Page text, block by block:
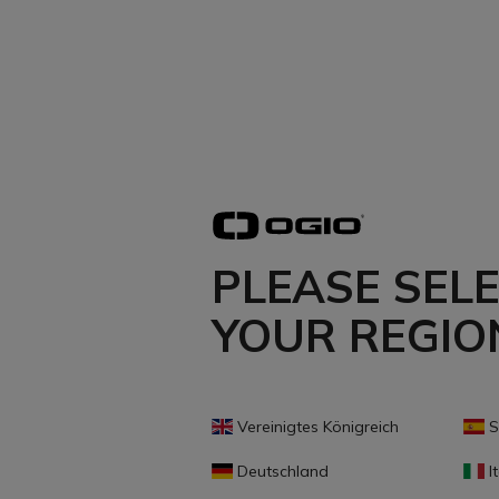
PLEASE
YOUR
Vereinigtes Königreich
Deutschland